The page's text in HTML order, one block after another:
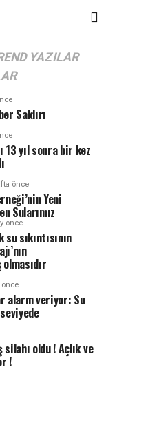
YAZILAR
Saldırı
13 yıl sonra bir kez
önce
Yeni
Sularımız
önce
sıkıntısının
önce
alarm veriyor: Su
silahı oldu ! Açlık ve
!